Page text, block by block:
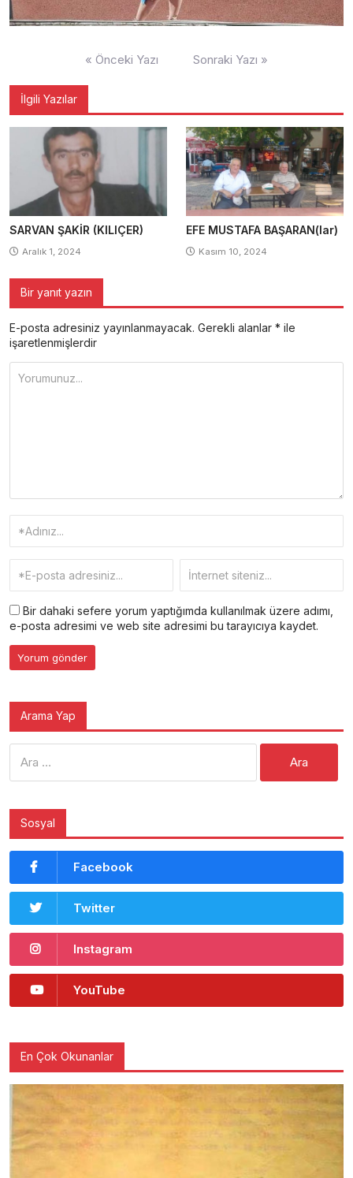
« Önceki Yazı Sonraki Yazı »
İlgili Yazılar
SARVAN ŞAKİR (KILIÇER)
Aralık 1, 2024
EFE MUSTAFA BAŞARAN(lar)
Kasım 10, 2024
Bir yanıt yazın
E-posta adresiniz yayınlanmayacak. Gerekli alanlar * ile
işaretlenmişlerdir
Bir dahaki sefere yorum yaptığımda kullanılmak üzere adımı,
e-posta adresimi ve web site adresimi bu tarayıcıya kaydet.
Arama Yap
Sosyal
Facebook
Twitter
Instagram
YouTube
En Çok Okunanlar